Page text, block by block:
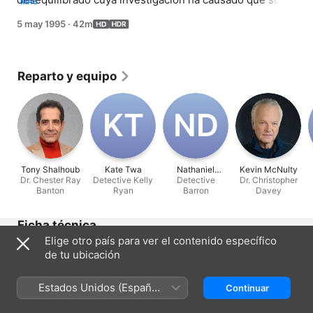
5 may 1995 · 42m
Reparto y equipo
Tony Shalhoub
Dr. Chester Ray
Banton
K‌T
Kate Twa
Detective Kelly
Ryan
N‌D
Nathaniel
Deveaux
Detective
Barron
Kevin McNulty
Dr. Christopher
Davey
Ficha técnica
Lanzamiento
Duración
42 min
Elige otro país para ver el contenido específico
de tu ubicación
Estados Unidos (Español
México)
Continuar